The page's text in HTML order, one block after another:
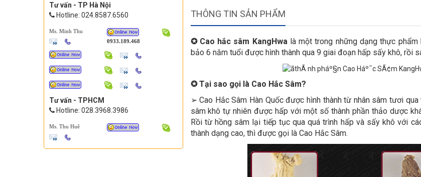
THÔNG TIN SẢN PHẨM
✪ Cao hắc sâm KangHwa là một trong những dạng thực
bảo 6 năm tuổi được hình thành qua 9 giai đoạn hấp sấy khô, rồi
✪ Tại sao gọi là Cao Hắc Sâm?
➢ Cao Hắc Sâm Hàn Quốc được hình thành từ nhân sâm tươi
sâm khô tự nhiên được hấp với một số thành phần thảo dược
Rồi từ hồng sâm lại tiếp tục qua quá trình hấp và sấy khô với
thành dạng cao, thì được gọi là Cao Hắc Sâm.
Tư vấn - TP Hà Nội
Hotline: 024.8587.6560
Ms. Minh Thu
0933.189.468
Tư vấn - TPHCM
Hotline: 028.3968.3986
Ms. Thu Huê